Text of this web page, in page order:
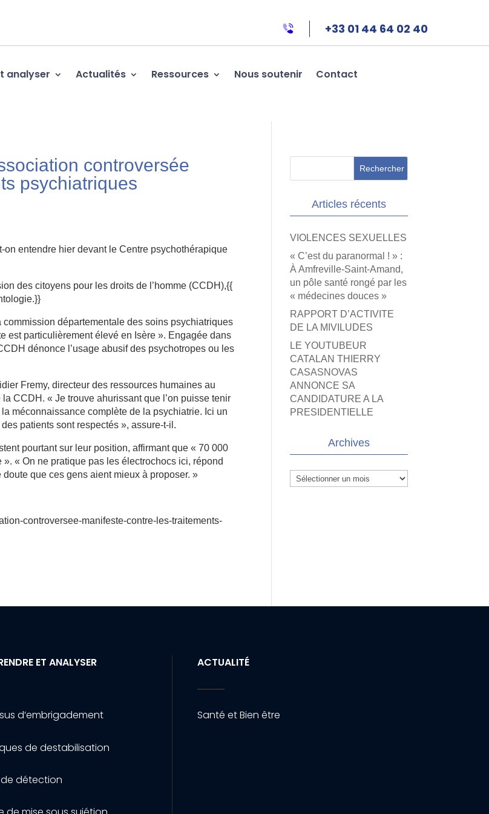
+33 01 44 64 02 40
analyser Actualités Ressources Nous soutenir Contact
controversée
psychiatriques
entendre hier devant le Centre psychothérapique
des citoyens pour les droits de l’homme (CCDH),{{
départementale des soins psychiatriques
est particulièrement élevé en Isère ». Engagée dans
dénonce l’usage abusif des psychotropes ou les
Fremy, directeur des ressources humaines au
CCDH. « Je trouve ahurissant que l’on puisse tenir
méconnaissance complète de la psychiatrie. Ici un
patients sont respectés », assure-t-il.
pourtant sur leur position, affirmant que « 70 000
« On ne pratique pas les électrochocs ici, répond
que ces gens aient mieux à proposer. »
controversee-manifeste-contre-les-traitements-
Articles récents
VIOLENCES SEXUELLES
« C’est du paranormal ! » :
À Amfreville-Saint-Amand,
un pôle santé rongé par les
« médecines douces »
RAPPORT D’ACTIVITE
DE LA MIVILUDES
LE YOUTUBEUR
CATALAN THIERRY
CASASNOVAS
ANNONCE SA
CANDIDATURE A LA
PRESIDENTIELLE
Archives
Archives
ET ANALYSER
d’embrigadement
de destabilisation
détection
ACTUALITÉ
Santé et Bien être